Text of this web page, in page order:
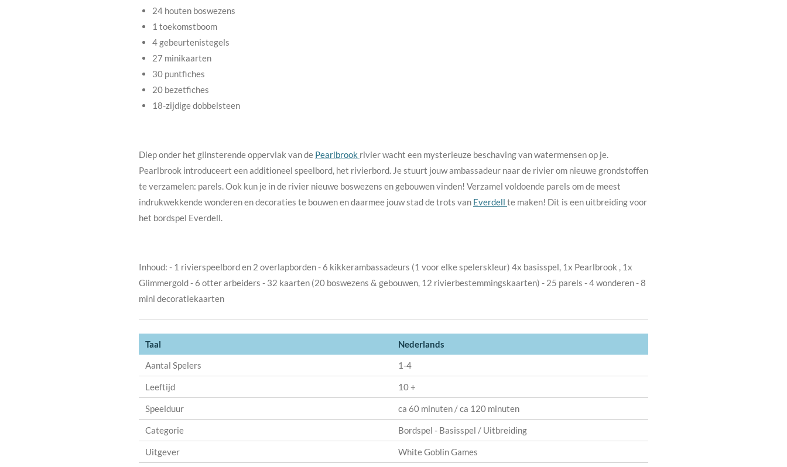
24 houten boswezens
1 toekomstboom
4 gebeurtenistegels
27 minikaarten
30 puntfiches
20 bezetfiches
18-zijdige dobbelsteen
Diep onder het glinsterende oppervlak van de Pearlbrook rivier wacht een mysterieuze beschaving van watermensen op je.
Pearlbrook introduceert een additioneel speelbord, het rivierbord. Je stuurt jouw ambassadeur naar de rivier om nieuwe grondstoffen
te verzamelen: parels. Ook kun je in de rivier nieuwe boswezens en gebouwen vinden! Verzamel voldoende parels om de meest
indrukwekkende wonderen en decoraties te bouwen en daarmee jouw stad de trots van Everdell te maken! Dit is een uitbreiding voor
het bordspel Everdell.
Inhoud: - 1 rivierspeelbord en 2 overlapborden - 6 kikkerambassadeurs (1 voor elke spelerskleur) 4x basisspel, 1x Pearlbrook , 1x
Glimmergold - 6 otter arbeiders - 32 kaarten (20 boswezens & gebouwen, 12 rivierbestemmingskaarten) - 25 parels - 4 wonderen - 8
mini decoratiekaarten
Taal
Nederlands
Aantal Spelers
1-4
Leeftijd 10 +
Speelduur ca 60 minuten / ca 120 minuten
Categorie Bordspel - Basisspel / Uitbreiding
Uitgever White Goblin Games